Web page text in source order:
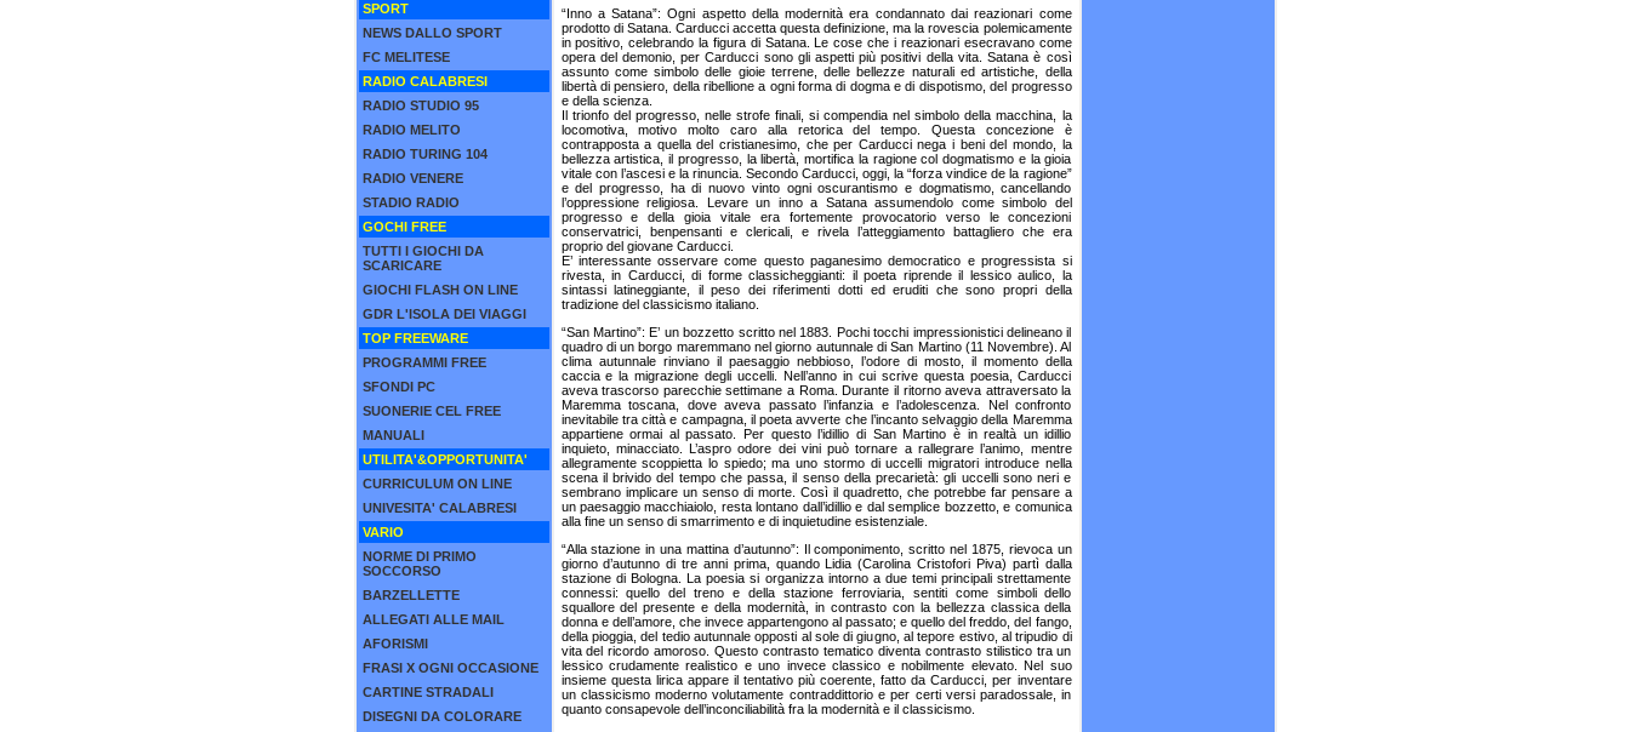
SPORT
NEWS DALLO SPORT
FC MELITESE
RADIO CALABRESI
RADIO STUDIO 95
RADIO MELITO
RADIO TURING 104
RADIO VENERE
STADIO RADIO
GOCHI FREE
TUTTI I GIOCHI DA
SCARICARE
GIOCHI FLASH ON LINE
GDR L'ISOLA DEI VIAGGI
TOP FREEWARE
PROGRAMMI FREE
SFONDI PC
SUONERIE CEL FREE
MANUALI
UTILITA'&OPPORTUNITA'
CURRICULUM ON LINE
UNIVESITA' CALABRESI
VARIO
NORME DI PRIMO
SOCCORSO
BARZELLETTE
ALLEGATI ALLE MAIL
AFORISMI
FRASI X OGNI OCCASIONE
CARTINE STRADALI
DISEGNI DA COLORARE
“Inno a Satana”: Ogni aspetto della modernità era condannato dai reazionari come
prodotto di Satana. Carducci accetta questa definizione, ma la rovescia polemicamente
in positivo, celebrando la figura di Satana. Le cose che i reazionari esecravano come
opera del demonio, per Carducci sono gli aspetti più positivi della vita. Satana è così
assunto come simbolo delle gioie terrene, delle bellezze naturali ed artistiche, della
libertà di pensiero, della ribellione a ogni forma di dogma e di dispotismo, del progresso
e della scienza.
Il trionfo del progresso, nelle strofe finali, si compendia nel simbolo della macchina, la
locomotiva, motivo molto caro alla retorica del tempo. Questa concezione è
contrapposta a quella del cristianesimo, che per Carducci nega i beni del mondo, la
bellezza artistica, il progresso, la libertà, mortifica la ragione col dogmatismo e la gioia
vitale con l’ascesi e la rinuncia. Secondo Carducci, oggi, la “forza vindice de la ragione”
e del progresso, ha di nuovo vinto ogni oscurantismo e dogmatismo, cancellando
l’oppressione religiosa. Levare un inno a Satana assumendolo come simbolo del
progresso e della gioia vitale era fortemente provocatorio verso le concezioni
conservatrici, benpensanti e clericali, e rivela l’atteggiamento battagliero che era
proprio del giovane Carducci.
E’ interessante osservare come questo paganesimo democratico e progressista si
rivesta, in Carducci, di forme classicheggianti: il poeta riprende il lessico aulico, la
sintassi latineggiante, il peso dei riferimenti dotti ed eruditi che sono propri della
tradizione del classicismo italiano.
“San Martino”: E’ un bozzetto scritto nel 1883. Pochi tocchi impressionistici delineano il
quadro di un borgo maremmano nel giorno autunnale di San Martino (11 Novembre). Al
clima autunnale rinviano il paesaggio nebbioso, l’odore di mosto, il momento della
caccia e la migrazione degli uccelli. Nell’anno in cui scrive questa poesia, Carducci
aveva trascorso parecchie settimane a Roma. Durante il ritorno aveva attraversato la
Maremma toscana, dove aveva passato l’infanzia e l’adolescenza. Nel confronto
inevitabile tra città e campagna, il poeta avverte che l’incanto selvaggio della Maremma
appartiene ormai al passato. Per questo l’idillio di San Martino è in realtà un idillio
inquieto, minacciato. L’aspro odore dei vini può tornare a rallegrare l’animo, mentre
allegramente scoppietta lo spiedo; ma uno stormo di uccelli migratori introduce nella
scena il brivido del tempo che passa, il senso della precarietà: gli uccelli sono neri e
sembrano implicare un senso di morte. Così il quadretto, che potrebbe far pensare a
un paesaggio macchiaiolo, resta lontano dall’idillio e dal semplice bozzetto, e comunica
alla fine un senso di smarrimento e di inquietudine esistenziale.
“Alla stazione in una mattina d’autunno”: Il componimento, scritto nel 1875, rievoca un
giorno d’autunno di tre anni prima, quando Lidia (Carolina Cristofori Piva) partì dalla
stazione di Bologna. La poesia si organizza intorno a due temi principali strettamente
connessi: quello del treno e della stazione ferroviaria, sentiti come simboli dello
squallore del presente e della modernità, in contrasto con la bellezza classica della
donna e dell’amore, che invece appartengono al passato; e quello del freddo, del fango,
della pioggia, del tedio autunnale opposti al sole di giugno, al tepore estivo, al tripudio di
vita del ricordo amoroso. Questo contrasto tematico diventa contrasto stilistico tra un
lessico crudamente realistico e uno invece classico e nobilmente elevato. Nel suo
insieme questa lirica appare il tentativo più coerente, fatto da Carducci, per inventare
un classicismo moderno volutamente contraddittorio e per certi versi paradossale, in
quanto consapevole dell’inconciliabilità fra la modernità e il classicismo.